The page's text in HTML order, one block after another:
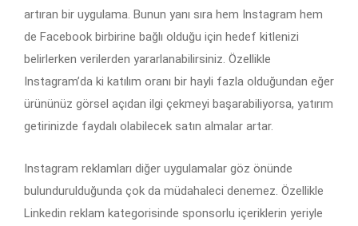
artıran bir uygulama. Bunun yanı sıra hem Instagram hem
de Facebook birbirine bağlı olduğu için hedef kitlenizi
belirlerken verilerden yararlanabilirsiniz. Özellikle
Instagram’da ki katılım oranı bir hayli fazla olduğundan eğer
ürününüz görsel açıdan ilgi çekmeyi başarabiliyorsa, yatırım
getirinizde faydalı olabilecek satın almalar artar.
Instagram reklamları diğer uygulamalar göz önünde
bulundurulduğunda çok da müdahaleci denemez. Özellikle
Linkedin reklam kategorisinde sponsorlu içeriklerin yeriyle